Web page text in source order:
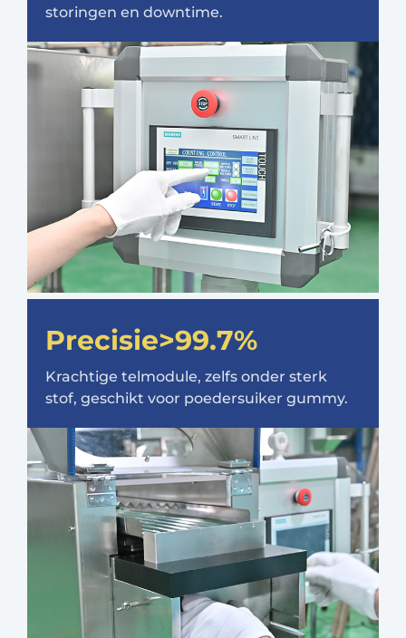
storingen en downtime.
Precisie>99.7%
Krachtige telmodule, zelfs onder sterk
stof, geschikt voor poedersuiker gummy.